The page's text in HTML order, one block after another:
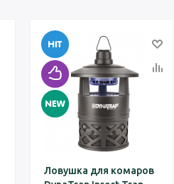
Ловушка для комаров